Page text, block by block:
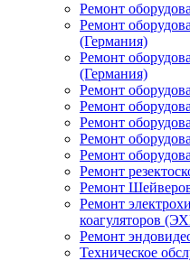
Ремонт
Ремонт
(Германия)
Ремонт
(Германия)
Ремонт
Ремонт
Ремонт
Ремонт
Ремонт
Ремонт
Ремонт
Ремонт
коагуляторов
Ремонт
Техническое